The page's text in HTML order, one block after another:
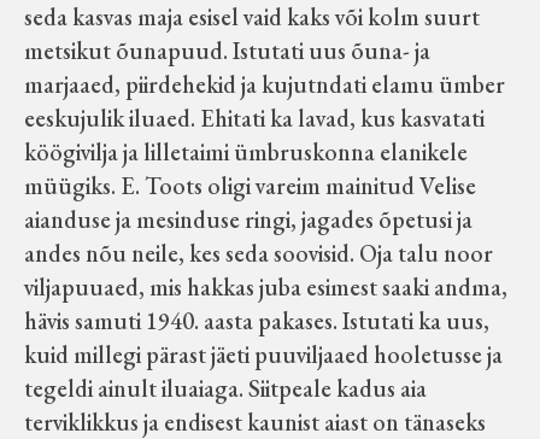
seda kasvas maja esisel vaid kaks või kolm suurt
metsikut õunapuud. Istutati uus õuna- ja
marjaaed, piirdehekid ja kujutndati elamu ümber
eeskujulik iluaed. Ehitati ka lavad, kus kasvatati
köögivilja ja lilletaimi ümbruskonna elanikele
müügiks. E. Toots oligi vareim mainitud Velise
aianduse ja mesinduse ringi, jagades õpetusi ja
andes nõu neile, kes seda soovisid. Oja talu noor
viljapuuaed, mis hakkas juba esimest saaki andma,
hävis samuti 1940. aasta pakases. Istutati ka uus,
kuid millegi pärast jäeti puuviljaaed hooletusse ja
tegeldi ainult iluaiaga. Siitpeale kadus aia
terviklikkus ja endisest kaunist aiast on tänaseks